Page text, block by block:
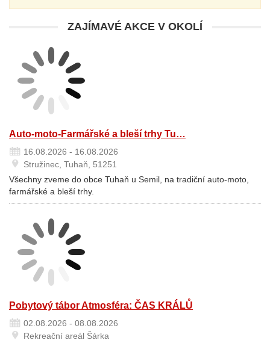
ZAJÍMAVÉ AKCE V OKOLÍ
Auto-moto-Farmářské a bleší trhy Tu…
16.08.2026 - 16.08.2026
Stružinec, Tuhaň, 51251
Všechny zveme do obce Tuhaň u Semil, na tradiční auto-moto,
farmářské a bleší trhy.
Pobytový tábor Atmosféra: ČAS KRÁLŮ
02.08.2026 - 08.08.2026
Rekreační areál Šárka